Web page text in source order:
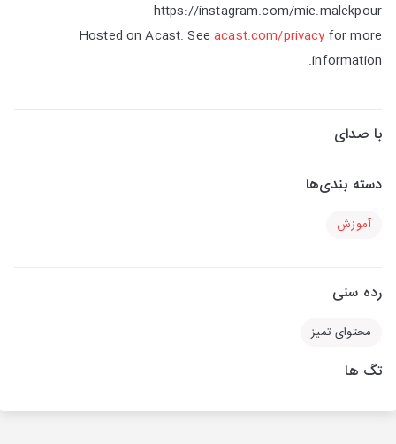
https://instagram.com/mie.malekpour
Hosted on Acast. Seeacast.com/privacy for more
information.
با صدای
دسته بندی‌ها
آموزش
رده سنی
محتوای تمیز
تگ ها